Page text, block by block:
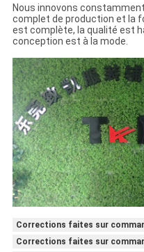
Nous innovons
complet de production et la
est complète, la qualité est
conception est à la mode.
Corrections faites sur
Corrections faites sur